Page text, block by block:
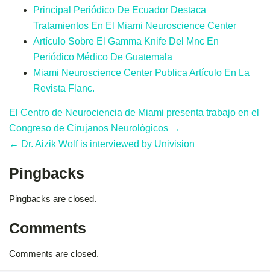
Principal Periódico De Ecuador Destaca
Tratamientos En El Miami Neuroscience Center
Artículo Sobre El Gamma Knife Del Mnc En
Periódico Médico De Guatemala
Miami Neuroscience Center Publica Artículo En La
Revista Flanc.
El Centro de Neurociencia de Miami presenta trabajo en el
Congreso de Cirujanos Neurológicos →
← Dr. Aizik Wolf is interviewed by Univision
Pingbacks
Pingbacks are closed.
Comments
Comments are closed.